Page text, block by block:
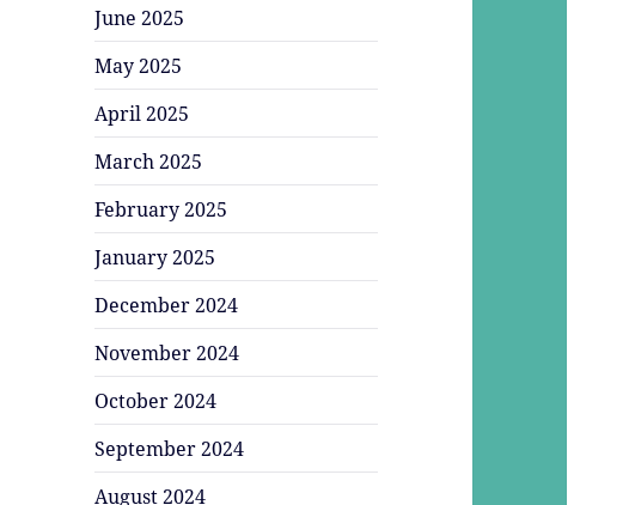
June 2025
May 2025
April 2025
March 2025
February 2025
January 2025
December 2024
November 2024
October 2024
September 2024
August 2024